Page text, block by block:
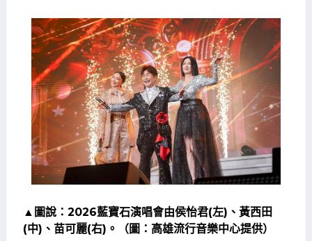
▲圖說：2026藍寶石演唱會由侯怡君(左)、黃西田
(中)、苗可麗(右)。（圖：高雄流行音樂中心提供）